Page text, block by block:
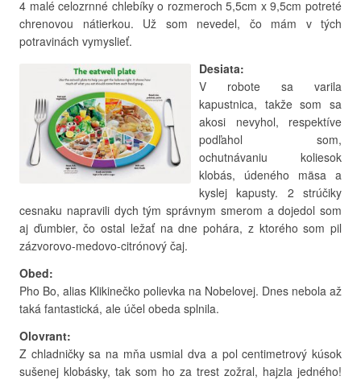
4 malé celozrnné chlebíky o rozmeroch 5,5cm x 9,5cm potreté
chrenovou nátierkou. Už som nevedel, čo mám v tých
potravinách vymyslieť.
Desiata:
V robote sa varila
kapustnica, takže som sa
akosi nevyhol, respektíve
podľahol som,
ochutnávaniu koliesok
klobás, údeného mäsa a
kyslej kapusty. 2 strúčiky
cesnaku napravili dych tým správnym smerom a dojedol som
aj ďumbier, čo ostal ležať na dne pohára, z ktorého som pil
zázvorovo-medovo-citrónový čaj.
Obed:
Pho Bo, alias Klikinečko polievka na Nobelovej. Dnes nebola až
taká fantastická, ale účel obeda splnila.
Olovrant:
Z chladničky sa na mňa usmial dva a pol centimetrový kúsok
sušenej klobásky, tak som ho za trest zožral, hajzla jedného!